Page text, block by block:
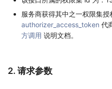
服务商获得其中之一权限集授
authorizer_access_token 代
方调用 说明文档。
2. 请求参数